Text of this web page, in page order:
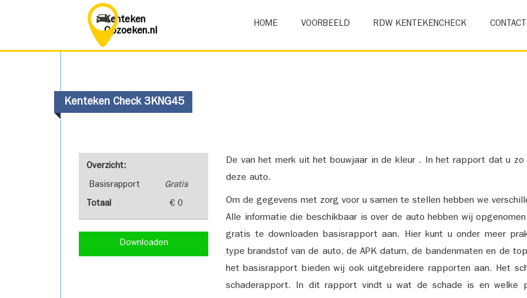
Kenteken
Opzoeken.nl
HOME VOORBEELD RDW KENTEKENCHECK CONTACT
Kenteken Check 3KNG45
Overzicht:
Basisrapport Gratis
Totaal € 0
Downloaden
De van het merk uit het bouwjaar in de kleur . In het rapport dat u
deze auto.
Om de gegevens met zorg voor u samen te stellen hebben we
Alle informatie die beschikbaar is over de auto hebben wij
gratis te downloaden basisrapport aan. Hier kunt u onder meer
type brandstof van de auto, de APK datum, de bandenmaten en de
het basisrapport bieden wij ook uitgebreidere rapporten aan. Het
schaderapport. In dit rapport vindt u wat de schade is en welke